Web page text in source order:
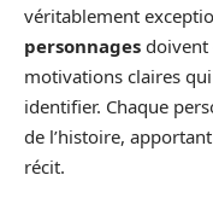
véritablement
personnages doivent
motivations claires
identifier. Chaque
de l’histoire,
récit.